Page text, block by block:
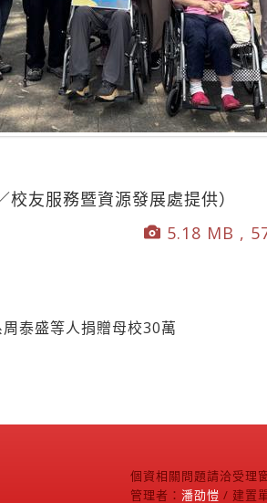
友服務暨資源發展處提供）
5.18 MB ,
泰盛等人捐贈母校30萬
個資相關問題請洽受理
管理者： 潘劭愷 / 建置